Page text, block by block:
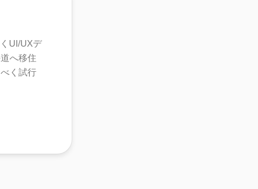
UI/UXデ
へ移住
く試行